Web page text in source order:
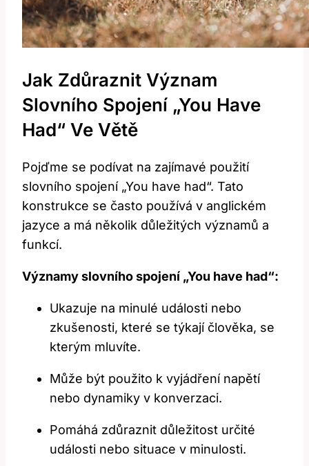
Jak Zdůraznit Význam
Slovního Spojení „You Have
Had“ Ve Větě
Pojďme se podívat na zajímavé použití
slovního spojení „You have had“. Tato
konstrukce se často používá v anglickém
jazyce a má několik důležitých významů a
funkcí.
Významy slovního spojení „You have had“:
Ukazuje na minulé události nebo
zkušenosti, které se týkají člověka, se
kterým mluvíte.
Může být použito k vyjádření napětí
nebo dynamiky v konverzaci.
Pomáhá zdůraznit důležitost určité
události nebo situace v minulosti.